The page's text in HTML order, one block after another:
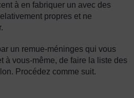
à en fabriquer un avec des
propres et ne
un remue-méninges qui vous
à vous-même, de faire la liste des
Procédez comme suit.